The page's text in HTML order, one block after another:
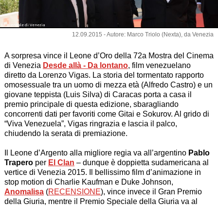
La Biennale di Venezia
12.09.2015 - Autore: Marco Triolo (Nexta), da Venezia
A sorpresa vince il Leone d’Oro della 72a Mostra del Cinema
di Venezia Desde allà - Da lontano, film venezuelano
diretto da Lorenzo Vigas. La storia del tormentato rapporto
omosessuale tra un uomo di mezza età (Alfredo Castro) e un
giovane teppista (Luis Silva) di Caracas porta a casa il
premio principale di questa edizione, sbaragliando
concorrenti dati per favoriti come Gitai e Sokurov. Al grido di
“Viva Venezuela”, Vigas ringrazia e lascia il palco,
chiudendo la serata di premiazione.
Il Leone d’Argento alla migliore regia va all’argentino Pablo
Traperoper El Clan – dunque è doppietta sudamericana al
vertice di Venezia 2015. Il bellissimo film d’animazione in
stop motion di Charlie Kaufman e Duke Johnson,
Anomalisa(RECENSIONE), vince invece il Gran Premio
della Giuria, mentre il Premio Speciale della Giuria va al